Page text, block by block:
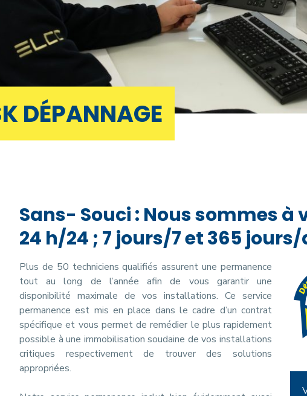
DÉPANNAGE
Sans- Souci : Nous sommes à
24 h/24 ; 7 jours/7 et 365
Plus de 50 techniciens qualifiés assurent une permanence
tout au long de l’année afin de vous garantir une
disponibilité maximale de vos installations. Ce service
permanence est mis en place dans le cadre d’un contrat
spécifique et vous permet de remédier le plus rapidement
possible à une immobilisation soudaine de vos installations
critiques respectivement de trouver des solutions
appropriées.